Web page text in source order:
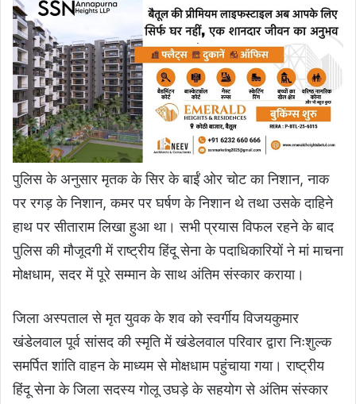
पुलिस के अनुसार मृतक के सिर के बाईं ओर चोट का निशान, नाक
पर रगड़ के निशान, कमर पर घर्षण के निशान थे तथा उसके दाहिने
हाथ पर सीताराम लिखा हुआ था। सभी प्रयास विफल रहने के बाद
पुलिस की मौजूदगी में राष्ट्रीय हिंदू सेना के पदाधिकारियों ने मां माचना
मोक्षधाम, सदर में पूरे सम्मान के साथ अंतिम संस्कार कराया।
जिला अस्पताल से मृत युवक के शव को स्वर्गीय विजयकुमार
खंडेलवाल पूर्व सांसद की स्मृति में खंडेलवाल परिवार द्वारा निःशुल्क
समर्पित शांति वाहन के माध्यम से मोक्षधाम पहुंचाया गया। राष्ट्रीय
हिंदू सेना के जिला सदस्य गोलू उघड़े के सहयोग से अंतिम संस्कार